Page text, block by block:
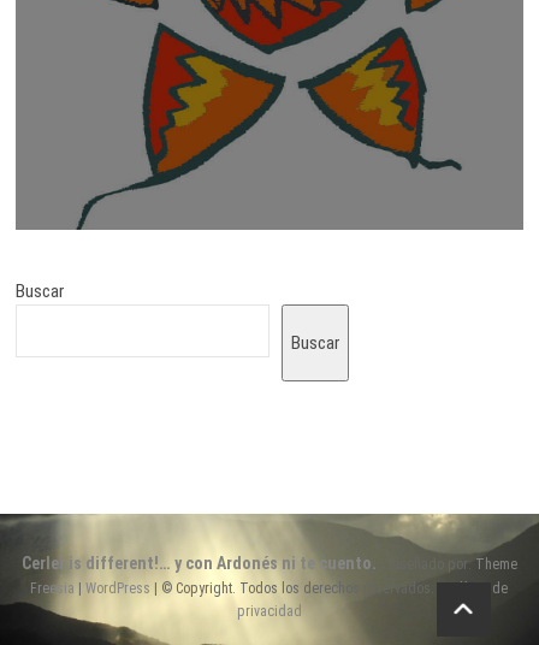
Buscar
Buscar
Cerler is different!… y con Ardonés ni te cuento. | Diseñado por: Theme
Freesia
|WordPress | © Copyright. Todos los derechos reservados. |
Política de
privacidad